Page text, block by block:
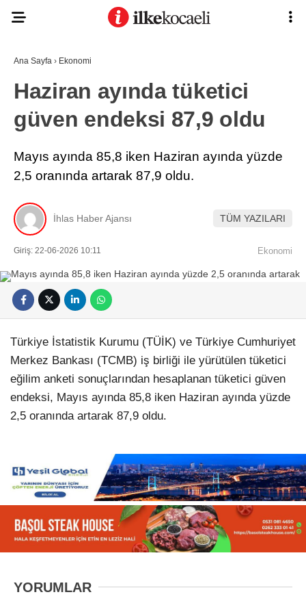
Ana Sayfa › Ekonomi
Haziran ayında tüketici
güven endeksi 87,9 oldu
Mayıs ayında 85,8 iken Haziran ayında yüzde
2,5 oranında artarak 87,9 oldu.
İhlas Haber Ajansı TÜM YAZILARI
Giriş: 22-06-2026 10:11 Ekonomi
Türkiye İstatistik Kurumu (TÜİK) ve Türkiye Cumhuriyet
Merkez Bankası (TCMB) iş birliği ile yürütülen tüketici
eğilim anketi sonuçlarından hesaplanan tüketici güven
endeksi, Mayıs ayında 85,8 iken Haziran ayında yüzde
2,5 oranında artarak 87,9 oldu.
YORUMLAR